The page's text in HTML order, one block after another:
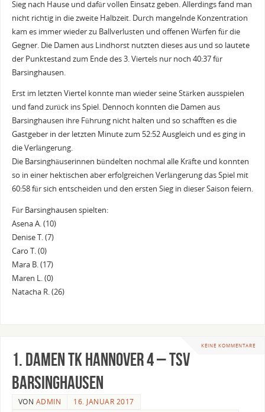
Sieg nach Hause und dafür vollen Einsatz geben. Allerdings fand man
nicht richtig in die zweite Halbzeit. Durch mangelnde Konzentration
kam es immer wieder zu Ballverlusten und offenen Würfen für die
Gegner. Die Damen aus Lindhorst nutzten dieses aus und so lautete
der Punktestand zum Ende des 3. Viertels nur noch 40:37 für
Barsinghausen.
Erst im letzten Viertel konnte man wieder seine Stärken ausspielen
und fand zurück ins Spiel. Dennoch konnten die Damen aus
Barsinghausen ihre Führung nicht halten und so schafften es die
Gastgeber in der letzten Minute zum 52:52 Ausgleich und es ging in
die Verlängerung.
Die Barsinghäuserinnen bündelten nochmal alle Kräfte und konnten
so in einer hektischen aber erfolgreichen Verlängerung das Spiel mit
60:58 für sich entscheiden und den ersten Sieg in dieser Saison feiern.
Für Barsinghausen spielten:
Asena A. (10)
Denise T. (7)
Caro T. (0)
Mara B. (17)
Maren L. (0)
Natacha R. (26)
KEINE KOMMENTARE
1. Damen TK Hannover 4 – TSV
Barsinghausen
VON ADMIN 16. JANUAR 2017